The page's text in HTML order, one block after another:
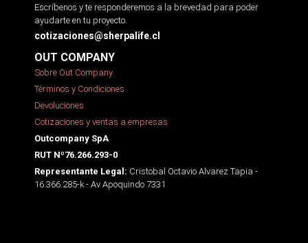
Escríbenos y te responderemos a la brevedad para poder
ayudarte en tu proyecto.
cotizaciones@sherpalife.cl
OUT COMPANY
Sobre Out Company
Términos y Condiciones
Devoluciones
Cotizaciones y ventas a empresas
Outcompany SpA
RUT Nº76.266.293-0
Representante Legal: Cristobal Octavio Alvarez Tapia -
16.366.285-k - Av Apoquindo 7331